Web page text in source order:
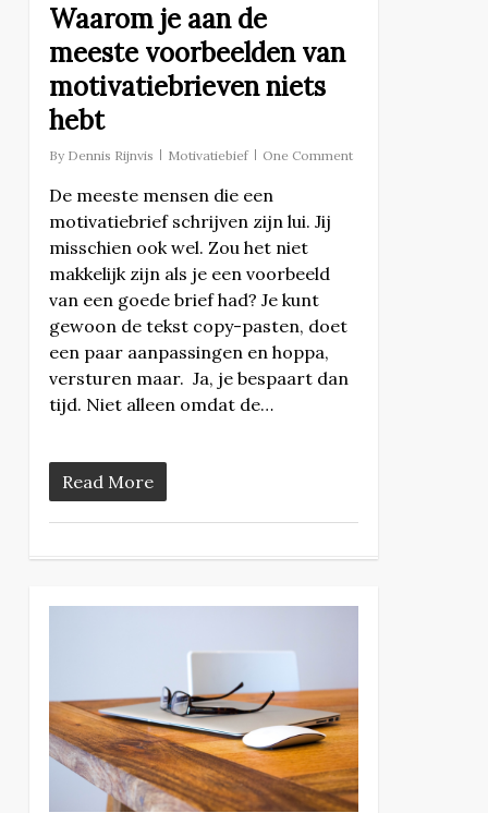
Waarom je aan de
meeste voorbeelden van
motivatiebrieven niets
hebt
By Dennis Rijnvis Motivatiebief One Comment
De meeste mensen die een
motivatiebrief schrijven zijn lui. Jij
misschien ook wel. Zou het niet
makkelijk zijn als je een voorbeeld
van een goede brief had? Je kunt
gewoon de tekst copy-pasten, doet
een paar aanpassingen en hoppa,
versturen maar. Ja, je bespaart dan
tijd. Niet alleen omdat de…
Read More